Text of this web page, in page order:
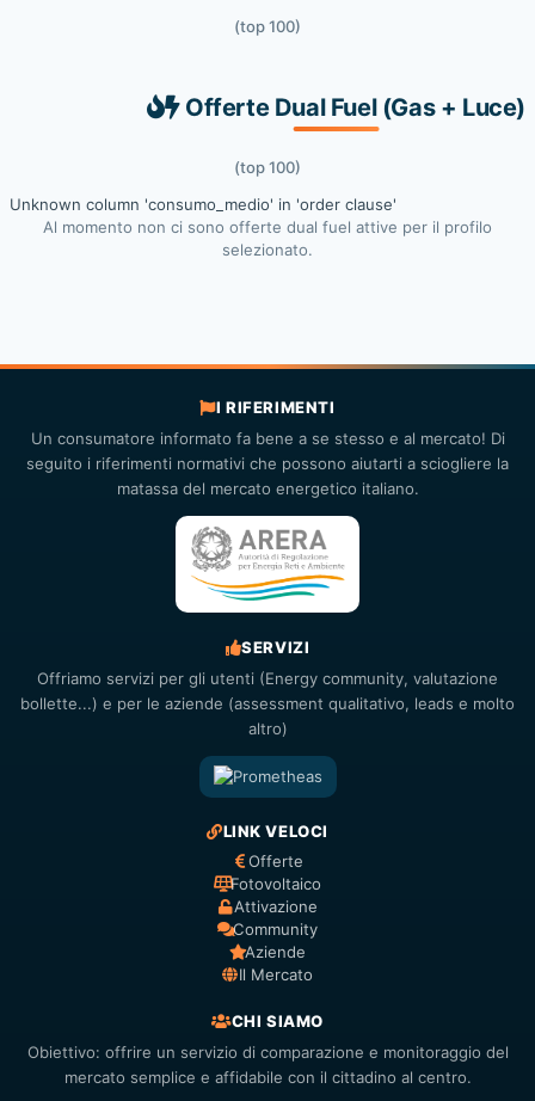
(top 100)
Offerte Dual Fuel (Gas + Luce)
(top 100)
Unknown column 'consumo_medio' in 'order clause'
Al momento non ci sono offerte dual fuel attive per il profilo
selezionato.
I RIFERIMENTI
Un consumatore informato fa bene a se stesso e al mercato! Di
seguito i riferimenti normativi che possono aiutarti a sciogliere la
matassa del mercato energetico italiano.
SERVIZI
Offriamo servizi per gli utenti (Energy community, valutazione
bollette...) e per le aziende (assessment qualitativo, leads e molto
altro)
LINK VELOCI
Offerte
Fotovoltaico
Attivazione
Community
Aziende
Il Mercato
CHI SIAMO
Obiettivo: offrire un servizio di comparazione e monitoraggio del
mercato semplice e affidabile con il cittadino al centro.